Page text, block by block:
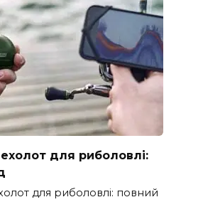
для риболовлі:
для риболовлі: повний